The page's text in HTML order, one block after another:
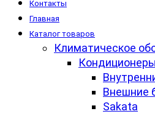
Контакты
Главная
Каталог товаров
Климатическое
Кондиционеры
Внешние
Sakata